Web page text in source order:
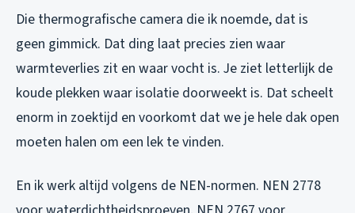
Die thermografische camera die ik noemde, dat is
geen gimmick. Dat ding laat precies zien waar
warmteverlies zit en waar vocht is. Je ziet letterlijk de
koude plekken waar isolatie doorweekt is. Dat scheelt
enorm in zoektijd en voorkomt dat we je hele dak open
moeten halen om een lek te vinden.
En ik werk altijd volgens de NEN-normen. NEN 2778